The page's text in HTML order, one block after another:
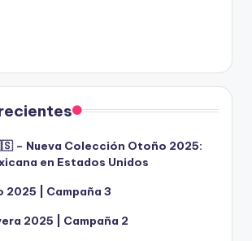
– Nueva Colección Otoño 2025:
en Estados Unidos
2025 | Campaña 3
2025 | Campaña 2